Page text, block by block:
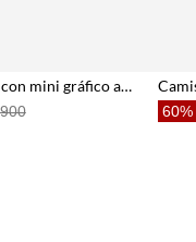
Camiseta regular fit con mini gráfico al pecho en algodón blanco para hombre
60%